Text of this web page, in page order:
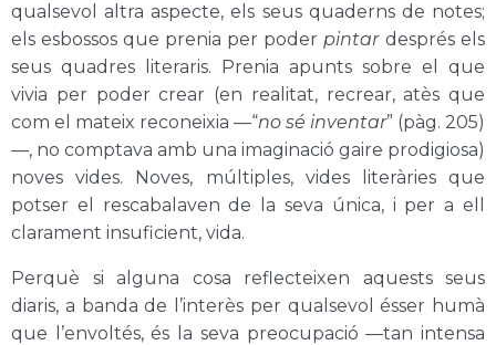
qualsevol altra aspecte, els seus quaderns de notes;
els esbossos que prenia per poder pintardesprés els
seus quadres literaris. Prenia apunts sobre el que
vivia per poder crear (en realitat, recrear, atès que
com el mateix reconeixia —“no sé inventar” (pàg. 205)
—, no comptava amb una imaginació gaire prodigiosa)
noves vides. Noves, múltiples, vides literàries que
potser el rescabalaven de la seva única, i per a ell
clarament insuficient, vida.
Perquè si alguna cosa reflecteixen aquests seus
diaris, a banda de l’interès per qualsevol ésser humà
que l’envoltés, és la seva preocupació —tan intensa